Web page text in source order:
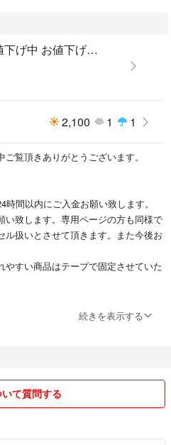
最安値 一部お値下げ中 お値下げ不可
2,100 1 1
覧頂きありがとうございます。
間以内にご入金お願い致します。
い致します。専用ページの方も同様で
扱いとさせて頂きます。また今後お
やすい商品はテープで固定させていた
す。商品の変更、決済方法の変更の理
。
続きを表示する
て質問する